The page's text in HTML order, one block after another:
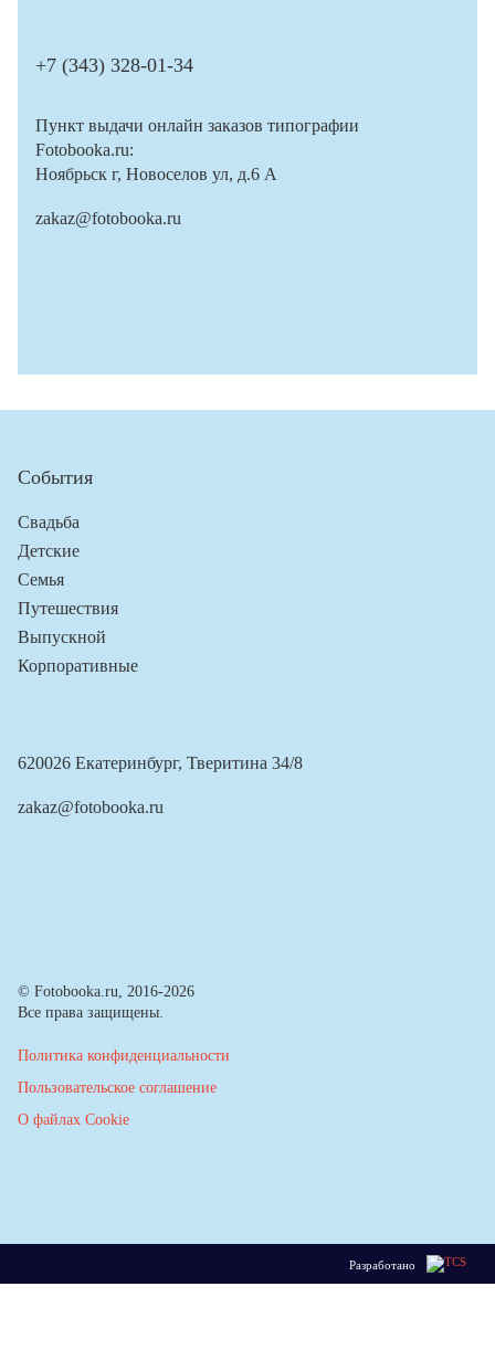
+7 (343) 328-01-34
Пункт выдачи онлайн заказов типографии
Fotobooka.ru:
Ноябрьск г, Новоселов ул, д.6 А
zakaz@fotobooka.ru
События
Свадьба
Детские
Семья
Путешествия
Выпускной
Корпоративные
620026 Екатеринбург, Тверитина 34/8
zakaz@fotobooka.ru
© Fotobooka.ru, 2016-2026
Все права защищены.
Политика конфиденциальности
Пользовательское соглашение
О файлах Cookie
Разработано